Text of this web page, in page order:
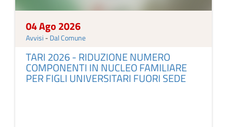
04 Ago 2026
Avvisi - Dal Comune
TARI 2026 - RIDUZIONE NUMERO
COMPONENTI IN NUCLEO FAMILIARE
PER FIGLI UNIVERSITARI FUORI SEDE